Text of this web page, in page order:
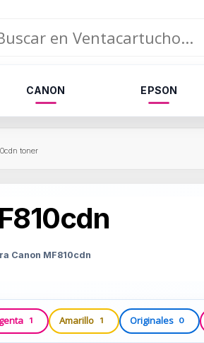
CANON EPSON
toner
Canon MF810cdn
1 Amarillo 1 Originales 0